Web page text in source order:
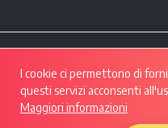
Autoo srl | Viale Luigi Majno, 28 -
I cookie ci permettono di
questi servizi acconsenti
Maggiori informazioni